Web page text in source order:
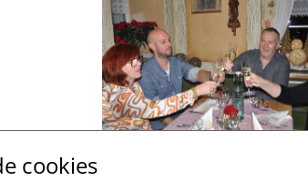
cookies